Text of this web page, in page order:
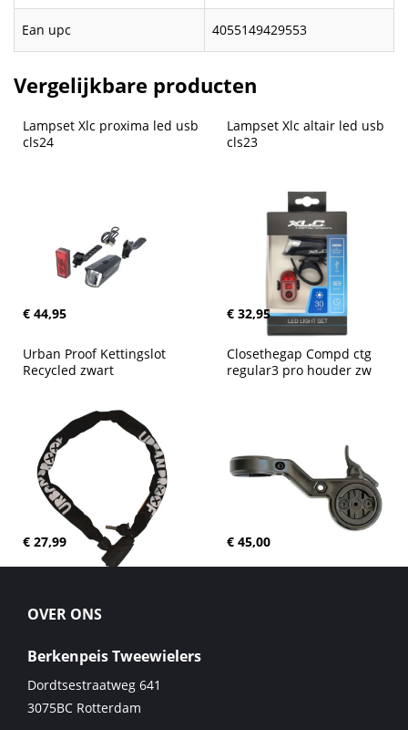
Ean upc 4055149429553
Vergelijkbare producten
Lampset Xlc proxima led usb
cls24
€ 44,95
Lampset Xlc altair led usb
cls23
€ 32,95
Urban Proof Kettingslot
Recycled zwart
€ 27,99
Closethegap Compd ctg
regular3 pro houder zw
€ 45,00
OVER ONS
Berkenpeis Tweewielers
Dordtsestraatweg 641
3075BC Rotterdam